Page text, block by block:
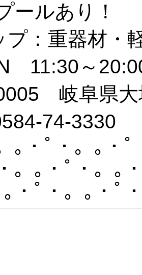
ールあり！
プ：重器材・
11:30～
岐阜県大
74-3330
｡・ﾟ・。｡・
。｡・ﾟ・。｡
｡・ﾟ・。｡・ﾟ